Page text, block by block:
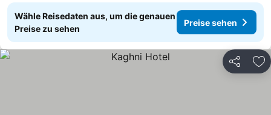
Wähle Reisedaten aus, um die genauen
Preise zu sehen
Preise sehen
Teilen